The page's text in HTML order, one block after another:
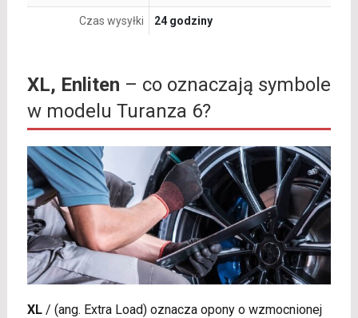
Czas wysyłki 24 godziny
XL, Enliten – co oznaczają symbole
w modelu Turanza 6?
XL/ (ang. Extra Load) oznacza opony o wzmocnionej